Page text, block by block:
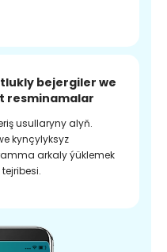
bejergiler we
resminamalar
usullaryny alyň.
kynçylyksyz
arkaly ýüklemek